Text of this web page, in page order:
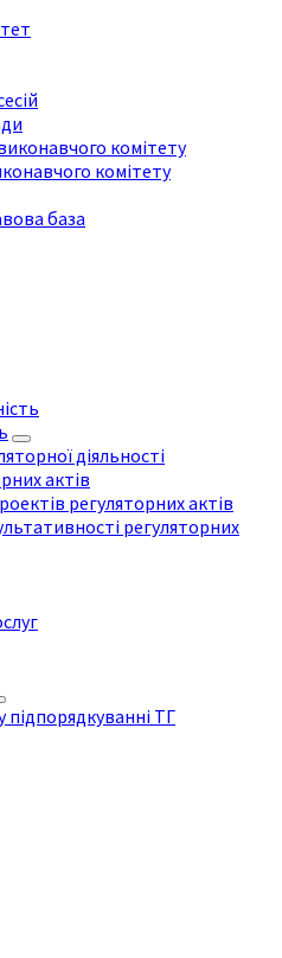
комітету
комітету
база
діяльності
актів
регуляторних актів
регуляторних
підпорядкуванні ТГ